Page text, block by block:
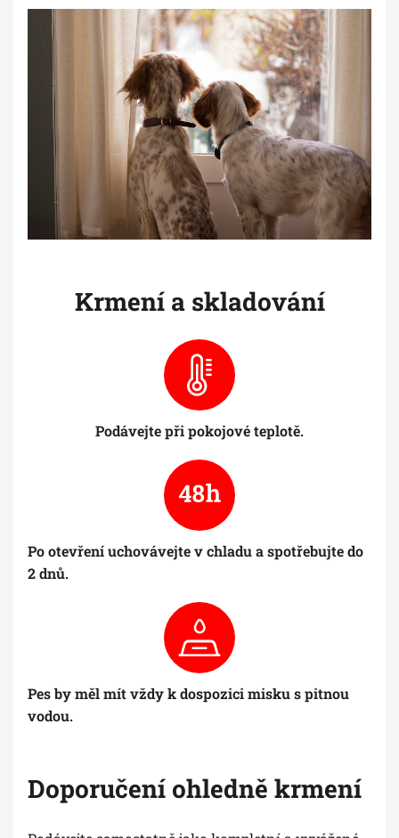
Krmení a skladování
Podávejte při pokojové teplotě.
Po otevření uchovávejte v chladu a spotřebujte do
2 dnů.
Pes by měl mít vždy k dospozici misku s pitnou
vodou.
Doporučení ohledně krmení